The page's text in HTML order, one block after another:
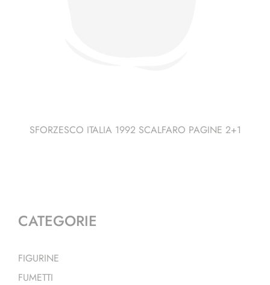
SFORZESCO ITALIA 1992 SCALFARO PAGINE 2+1
CATEGORIE
FIGURINE
FUMETTI